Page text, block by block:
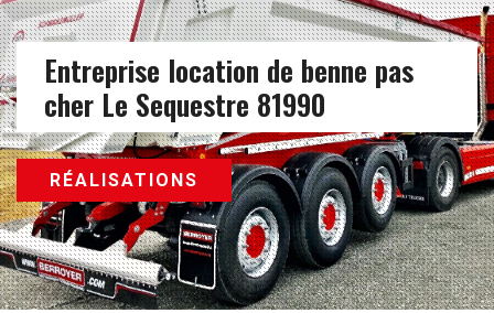
Entreprise location de benne pas
cher Le Sequestre 81990
RÉALISATIONS